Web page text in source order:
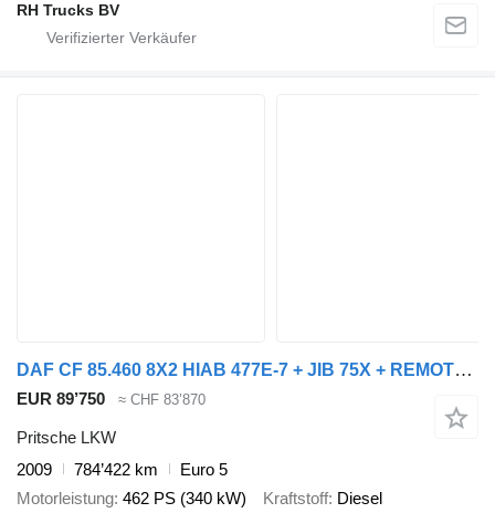
RH Trucks BV
DAF CF 85.460 8X2 HIAB 477E-7 + JIB 75X + REMOTE CONTROL
EUR 89’750 ≈ CHF 83’870
Pritsche LKW
2009
784’422 km
Euro 5
Motorleistung 462 PS (340 kW) Kraftstoff Diesel